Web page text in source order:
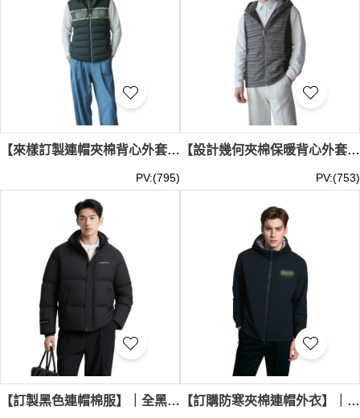
中保持溫暖。
我們的訂製二合一/三合一風褸是戶外活動、企業團隊建設
或日常通勤的理想選擇。 另外，如果您有特殊需求，例如
羽絨外套租借，歡迎與我們聯繫。 立即聯繫 iGift 制服公
司，讓我們幫助您訂製適合您需求的多功能風褸，讓您在任
何天氣條件下都能穿搭自如，展現專業形象。 夾棉/羽絨外
套最少訂購量 -MOQ: 5件起 ； 價格：HKD200 / 起, 視乎數
量而定。貨期約需14-28天。
【來樣訂製連帽夾棉背心外套】｜連帽護頸領型｜銀色金屬拉頭｜對稱斜插口袋｜厚實夾棉填充｜背心外套供應商 J1233
PV:(795)
【設計幾何夾棉保暖背心外套】｜高立領擋風結構｜兩側深色拼接｜前中金屬拉鍊｜橫向絎縫工藝｜保暖背心公司 J1232
PV:(753)
【訂製黑色連帽棉服】｜全黑格紋面料｜橫向絎縫充棉｜連帽高領防風｜門襟豎條壓線｜袖口羅紋收口｜連帽棉服外套批發 J1231 【訂購防寒夾棉連帽外衣】｜帽裡幾何線條｜高襟擋風領口｜順滑樹脂拉鍊｜袖口防風收口｜底邊調節索帶｜夾棉外套專門店 J1230